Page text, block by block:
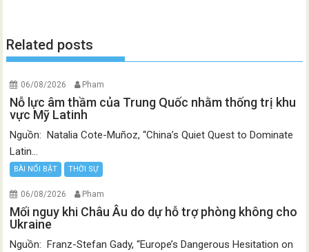
Related posts
06/08/2026 Pham
Nỗ lực âm thầm của Trung Quốc nhằm thống trị khu
vực Mỹ Latinh
Nguồn: Natalia Cote-Muñoz, “China’s Quiet Quest to Dominate
Latin...
BÀI NỔI BẬT THỜI SỰ
06/08/2026 Pham
Mối nguy khi Châu Âu do dự hỗ trợ phòng không cho
Ukraine
Nguồn: Franz-Stefan Gady, “Europe’s Dangerous Hesitation on